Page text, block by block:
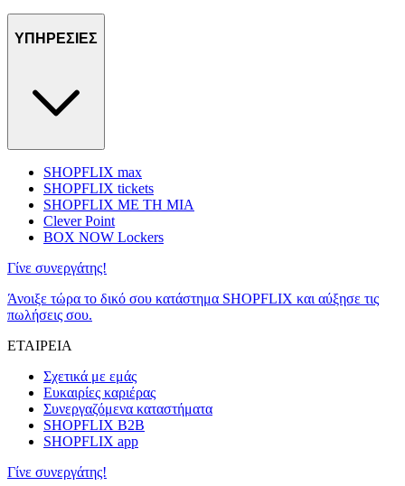
ΥΠΗΡΕΣΙΕΣ
SHOPFLIX max
SHOPFLIX tickets
SHOPFLIX ΜΕ ΤΗ ΜΙΑ
Clever Point
BOX NOW Lockers
Γίνε συνεργάτης!
Άνοιξε τώρα το δικό σου κατάστημα SHOPFLIX και αύξησε τις
πωλήσεις σου.
ΕΤΑΙΡΕΙΑ
Σχετικά με εμάς
Ευκαιρίες καριέρας
Συνεργαζόμενα καταστήματα
SHOPFLIX B2B
SHOPFLIX app
Γίνε συνεργάτης!